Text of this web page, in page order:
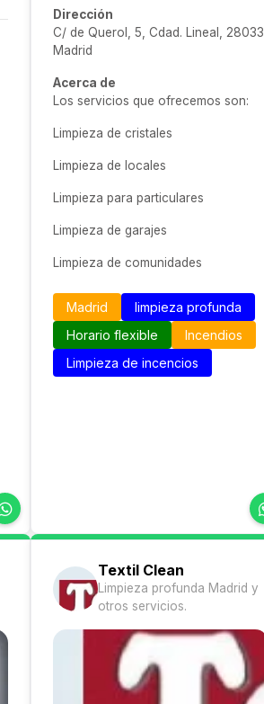
Dirección
C/ de Querol, 5, Cdad. Lineal, 28033
Madrid
Acerca de
Los servicios que ofrecemos son:
Limpieza de cristales
Limpieza de locales
Limpieza para particulares
Limpieza de garajes
Limpieza de comunidades
Madrid
limpieza profunda
Horario flexible
Incendios
Limpieza de incencios
Textil Clean
Limpieza profunda Madrid y
otros servicios.